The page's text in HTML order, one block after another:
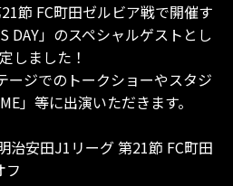
節 FC町田ゼルビア戦で開催す
DAY」のスペシャルゲストとし
しました！
ージでのトークショーやスタジ
」等に出演いただきます。
治安田J1リーグ 第21節 FC町田
フ